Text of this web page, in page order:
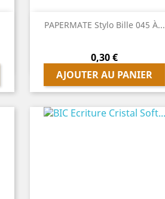
PAPERMATE Stylo Bille 045 À...
Prix
0,30 €
AJOUTER AU PANIER
 Aperçu rapide